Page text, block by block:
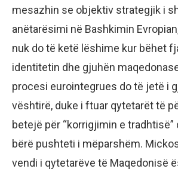
mesazhin se objektiv strategjik i
anëtarësimi në Bashkimin
nuk do të ketë lëshime kur bëhet
identitetin dhe gjuhën
procesi eurointegrues do të jetë i
vështirë, duke i ftuar qytetarët të
betejë për “korrigjimin e tradhtisë”
bërë pushteti i mëparshëm.
vendi i qytetarëve të Maqedonisë